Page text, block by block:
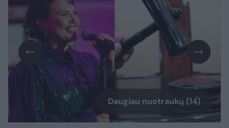
Daugiau nuotraukų (14)